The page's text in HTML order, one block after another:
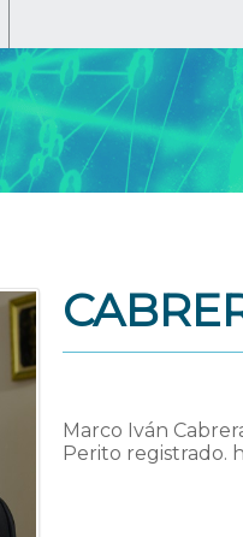
Marco Iván
Perito registrado.